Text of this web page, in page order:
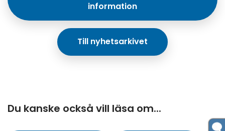
information
Till nyhetsarkivet
Du kanske också vill läsa om...